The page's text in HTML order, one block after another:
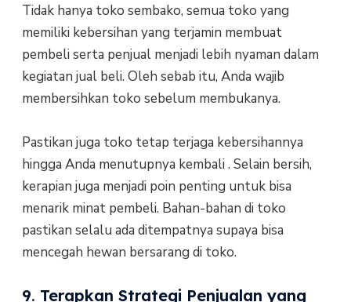
Tidak hanya toko sembako, semua toko yang
memiliki kebersihan yang terjamin membuat
pembeli serta penjual menjadi lebih nyaman dalam
kegiatan jual beli. Oleh sebab itu, Anda wajib
membersihkan toko sebelum membukanya.
Pastikan juga toko tetap terjaga kebersihannya
hingga Anda menutupnya kembali . Selain bersih,
kerapian juga menjadi poin penting untuk bisa
menarik minat pembeli. Bahan-bahan di toko
pastikan selalu ada ditempatnya supaya bisa
mencegah hewan bersarang di toko.
9. Terapkan Strategi Penjualan yang